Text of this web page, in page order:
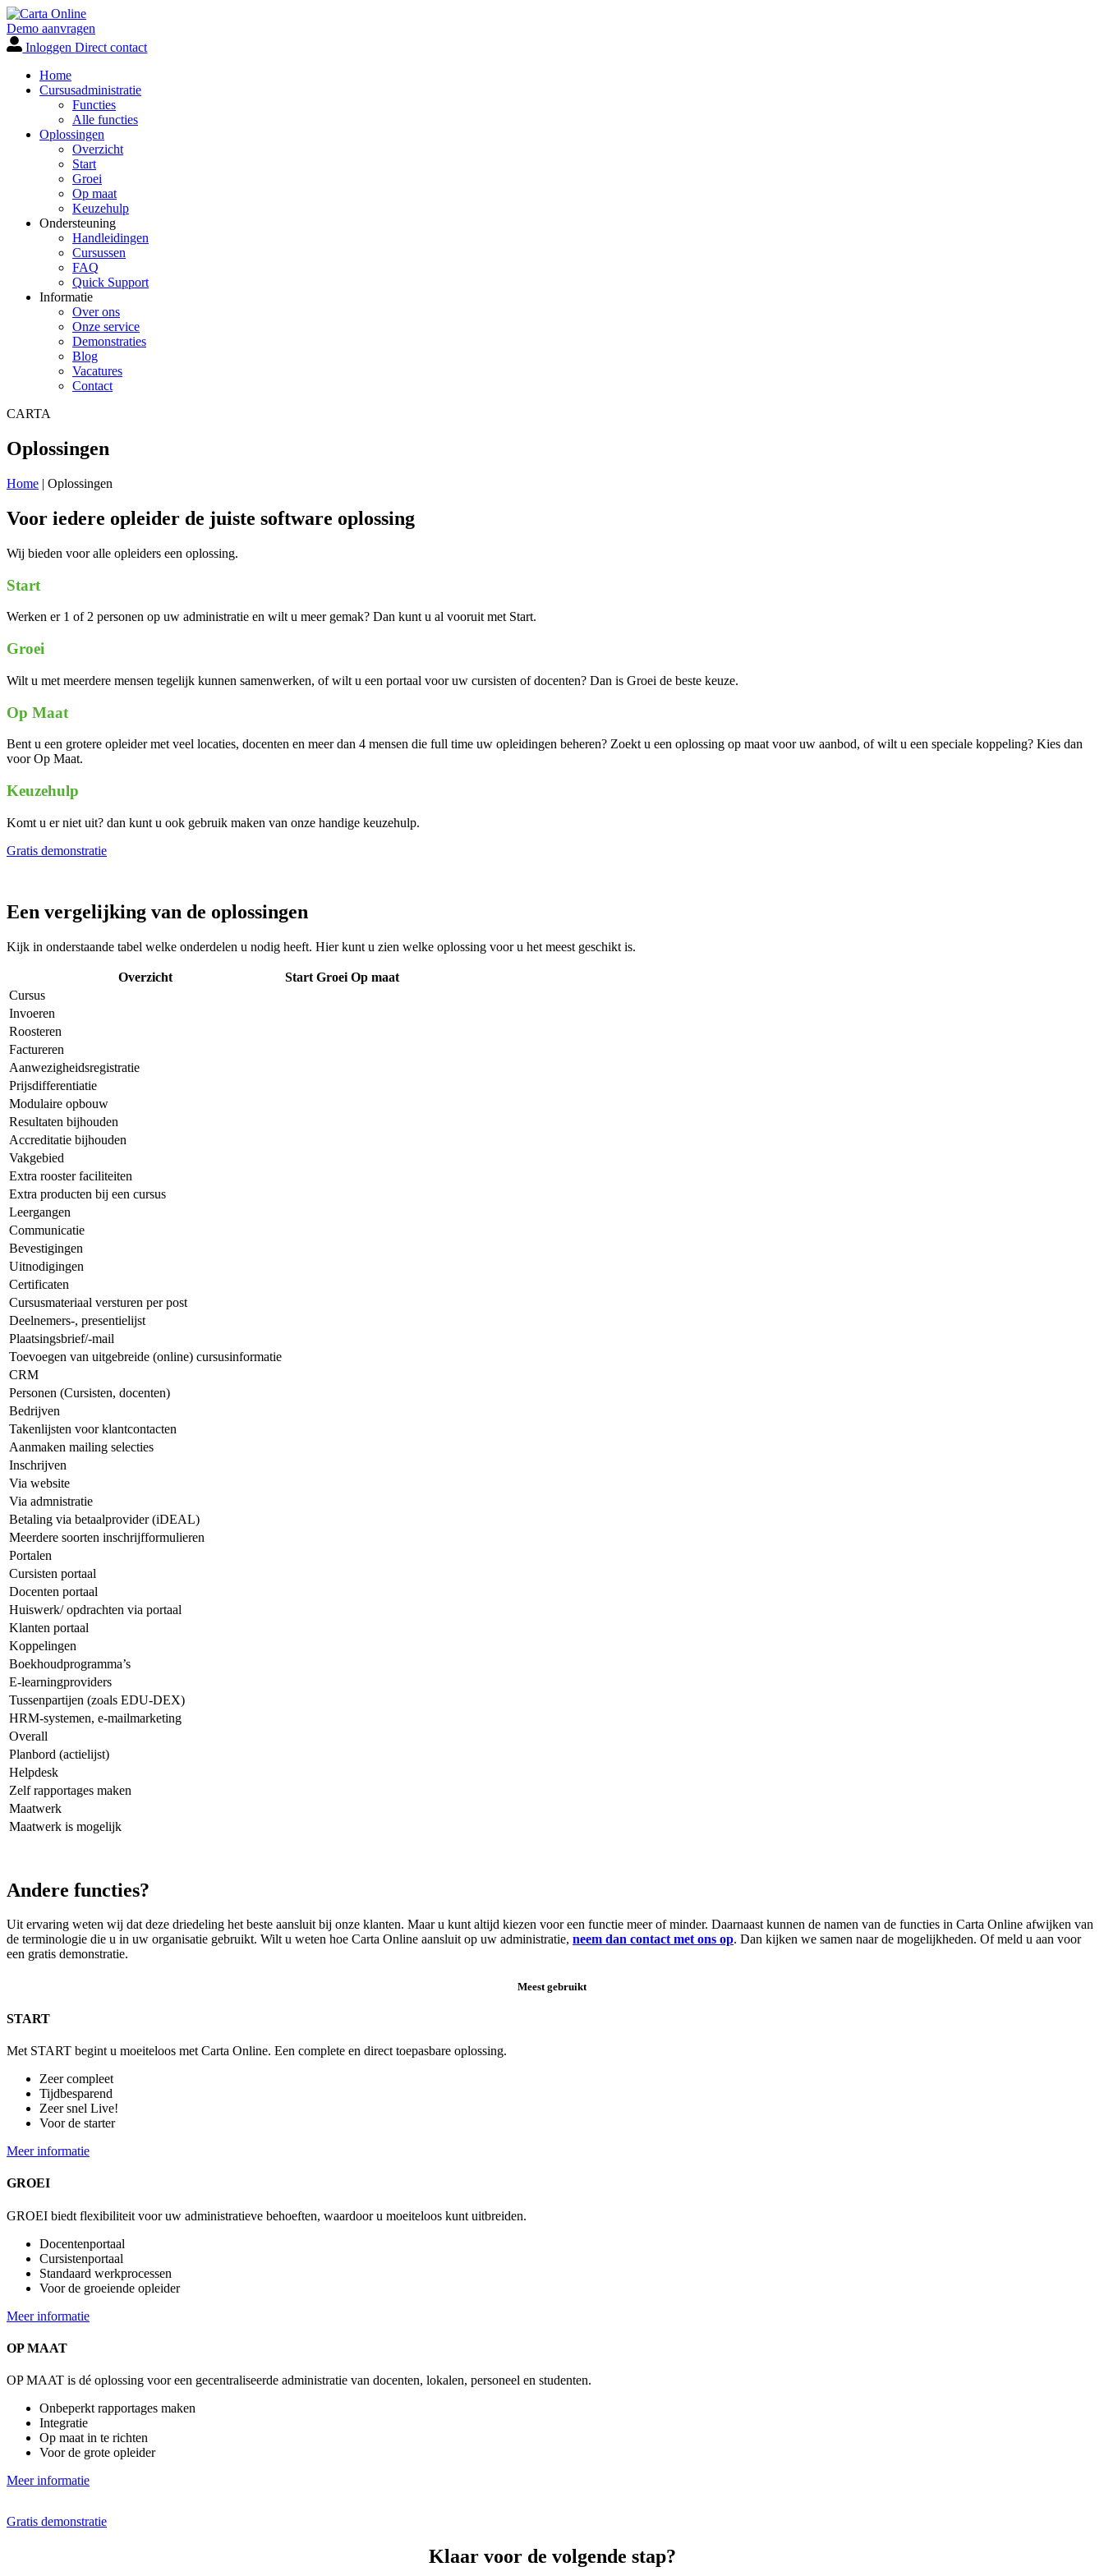
Demo aanvragen
InloggenDirect contact
Home
Cursusadministratie
Functies
Alle functies
Oplossingen
Overzicht
Start
Groei
Op maat
Keuzehulp
Ondersteuning
Handleidingen
Cursussen
FAQ
Quick Support
Informatie
Over ons
Onze service
Demonstraties
Blog
Vacatures
Contact
CARTA
Oplossingen
Home | Oplossingen
Voor iedere opleider de juiste software oplossing
Wij bieden voor alle opleiders een oplossing.
Start
Werken er 1 of 2 personen op uw administratie en wilt u meer gemak? Dan kunt u al vooruit met Start.
Groei
Wilt u met meerdere mensen tegelijk kunnen samenwerken, of wilt u een portaal voor uw cursisten of docenten? Dan is Groei de beste keuze.
Op Maat
Bent u een grotere opleider met veel locaties, docenten en meer dan 4 mensen die full time uw opleidingen beheren? Zoekt u een oplossing op maat voor uw aanbod, of wilt u een speciale koppeling? Kies dan
voor Op Maat.
Keuzehulp
Komt u er niet uit? dan kunt u ook gebruik maken van onze handige keuzehulp.
Gratis demonstratie
Een vergelijking van de oplossingen
Kijk in onderstaande tabel welke onderdelen u nodig heeft. Hier kunt u zien welke oplossing voor u het meest geschikt is.
Overzicht Start Groei Op maat
Cursus
Invoeren
Roosteren
Factureren
Aanwezigheidsregistratie
Prijsdifferentiatie
Modulaire opbouw
Resultaten bijhouden
Accreditatie bijhouden
Vakgebied
Extra rooster faciliteiten
Extra producten bij een cursus
Leergangen
Communicatie
Bevestigingen
Uitnodigingen
Certificaten
Cursusmateriaal versturen per post
Deelnemers-, presentielijst
Plaatsingsbrief/-mail
Toevoegen van uitgebreide (online) cursusinformatie
CRM
Personen (Cursisten, docenten)
Bedrijven
Takenlijsten voor klantcontacten
Aanmaken mailing selecties
Inschrijven
Via website
Via admnistratie
Betaling via betaalprovider (iDEAL)
Meerdere soorten inschrijfformulieren
Portalen
Cursisten portaal
Docenten portaal
Huiswerk/ opdrachten via portaal
Klanten portaal
Koppelingen
Boekhoudprogramma’s
E-learningproviders
Tussenpartijen (zoals EDU-DEX)
HRM-systemen, e-mailmarketing
Overall
Planbord (actielijst)
Helpdesk
Zelf rapportages maken
Maatwerk
Maatwerk is mogelijk
Andere functies?
Uit ervaring weten wij dat deze driedeling het beste aansluit bij onze klanten. Maar u kunt altijd kiezen voor een functie meer of minder. Daarnaast kunnen de namen van de functies in Carta Online afwijken van
de terminologie die u in uw organisatie gebruikt. Wilt u weten hoe Carta Online aansluit op uw administratie, neem dan contact met ons op. Dan kijken we samen naar de mogelijkheden. Of meld u aan voor
een gratis demonstratie.
Meest gebruikt
START
Met START begint u moeiteloos met Carta Online. Een complete en direct toepasbare oplossing.
Zeer compleet
Tijdbesparend
Zeer snel Live!
Voor de starter
Meer informatie
GROEI
GROEI biedt flexibiliteit voor uw administratieve behoeften, waardoor u moeiteloos kunt uitbreiden.
Docentenportaal
Cursistenportaal
Standaard werkprocessen
Voor de groeiende opleider
Meer informatie
OP MAAT
OP MAAT is dé oplossing voor een gecentraliseerde administratie van docenten, lokalen, personeel en studenten.
Onbeperkt rapportages maken
Integratie
Op maat in te richten
Voor de grote opleider
Meer informatie
Gratis demonstratie
Klaar voor de volgende stap?